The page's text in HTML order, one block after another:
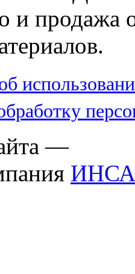
и продажа
—